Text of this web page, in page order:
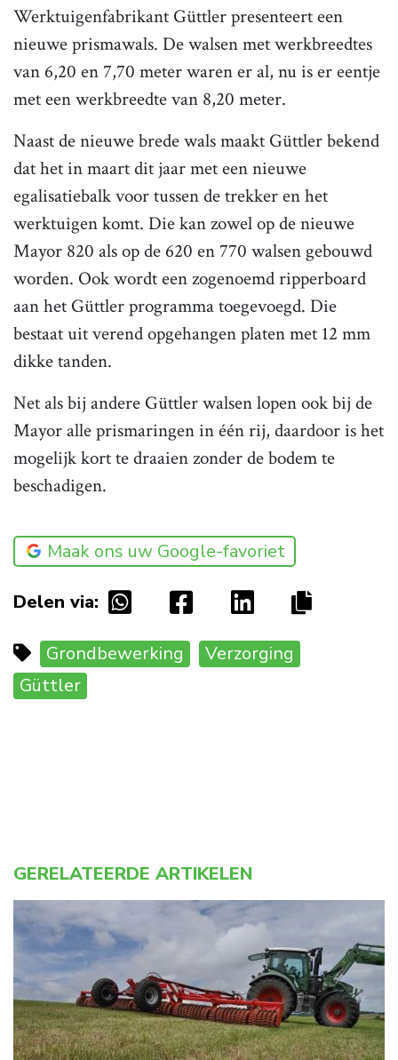
Werktuigenfabrikant Güttler presenteert een
nieuwe prismawals. De walsen met werkbreedtes
van 6,20 en 7,70 meter waren er al, nu is er eentje
met een werkbreedte van 8,20 meter.
Naast de nieuwe brede wals maakt Güttler bekend
dat het in maart dit jaar met een nieuwe
egalisatiebalk voor tussen de trekker en het
werktuigen komt. Die kan zowel op de nieuwe
Mayor 820 als op de 620 en 770 walsen gebouwd
worden. Ook wordt een zogenoemd ripperboard
aan het Güttler programma toegevoegd. Die
bestaat uit verend opgehangen platen met 12 mm
dikke tanden.
Net als bij andere Güttler walsen lopen ook bij de
Mayor alle prismaringen in één rij, daardoor is het
mogelijk kort te draaien zonder de bodem te
beschadigen.
Maak ons uw Google-favoriet
Delen via:
Grondbewerking
Verzorging
Güttler
GERELATEERDE ARTIKELEN